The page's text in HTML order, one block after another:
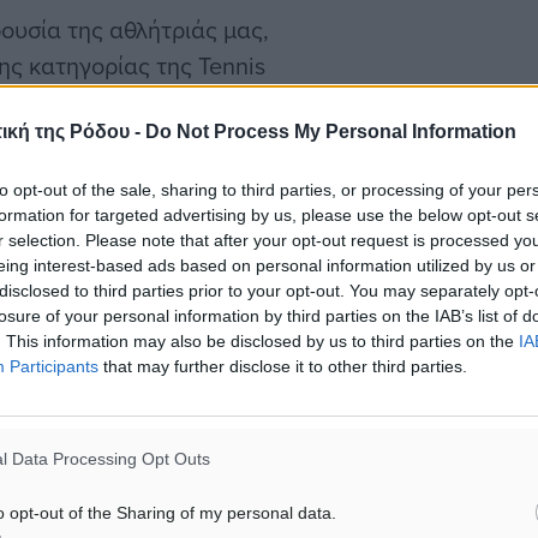
της Ρόδου - Do Not Process My Personal Information
opt-out of the sale, sharing to third parties, or processing of your
for targeted advertising by us, please use the below opt-out
selection. Please note that after your opt-out request is processed
interest-based ads based on personal information utilized by us
to third parties prior to your opt-out. You may separately
of your personal information by third parties on the IAB’s list of
This information may also be disclosed by us to third parties on the
Participants that may further disclose it to other third parties.
Data Processing Opt Outs
opt-out of the Sharing of my personal data.
της αθλήτριάς μας,
κατηγορίας της Tennis
αγωνιστικό
κατηγορία κάτω
θέση τόσο στο Μονό
κατηγορία
τη συστηματική δουλειά
και σε όλη την
της».